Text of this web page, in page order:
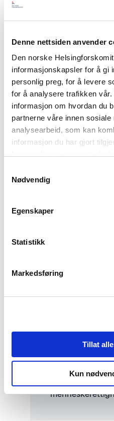
Denne nettsiden anvender
Den norske
informasjonskapsler for å gi
personlig preg, for å levere
for å analysere trafikken
informasjon om hvordan du
partnerne våre innen sosiale
analysearbeid, som kan
informasjon du har gjort
Nødvendig
Egenskaper
Statistikk
Markedsføring
Tillat
Kun
Artikkel
Uroen i
Rapport